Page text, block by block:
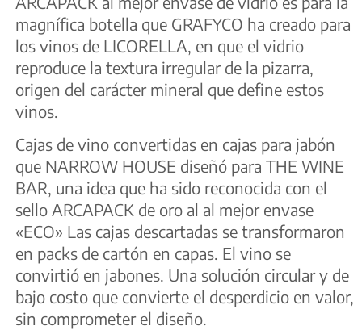
magnífica botella que GRAFYCO ha creado para
los vinos de LICORELLA, en que el vidrio
reproduce la textura irregular de la pizarra,
origen del carácter mineral que define estos
vinos.
Cajas de vino convertidas en cajas para jabón
que NARROW HOUSE diseñó para THE WINE
BAR, una idea que ha sido reconocida con el
sello ARCAPACK de oro al al mejor envase
«ECO» Las cajas descartadas se transformaron
en packs de cartón en capas. El vino se
convirtió en jabones. Una solución circular y de
bajo costo que convierte el desperdicio en valor,
sin comprometer el diseño.